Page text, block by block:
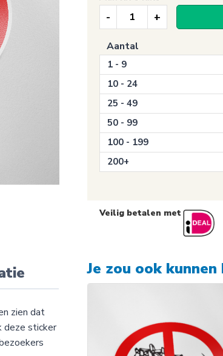
Verbodssticker,
verboden
(637)
aantal
Aantal
1 - 9
10 - 24
25 - 49
50 - 99
100 - 199
200+
Veilig betalen met
zien dat
deze sticker
Je zou ook